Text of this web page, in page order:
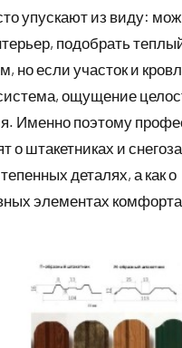
упускают из виду:
подобрать
но если участок и
ощущение
Именно поэтому
о штакетниках и
деталях, а как о
элементах